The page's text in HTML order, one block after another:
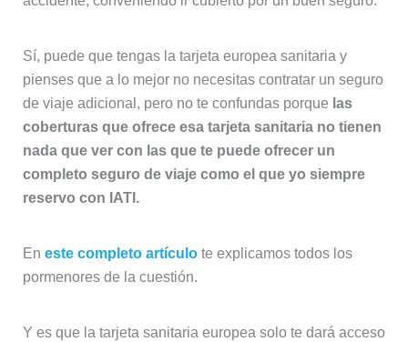
Sí, puede que tengas la tarjeta europea sanitaria y
pienses que a lo mejor no necesitas contratar un seguro
de viaje adicional, pero no te confundas porque las
coberturas que ofrece esa tarjeta sanitaria no tienen
nada que ver con las que te puede ofrecer un
completo seguro de viaje como el que yo siempre
reservo con IATI.
En este completo artículo te explicamos todos los
pormenores de la cuestión.
Y es que la tarjeta sanitaria europea solo te dará acceso